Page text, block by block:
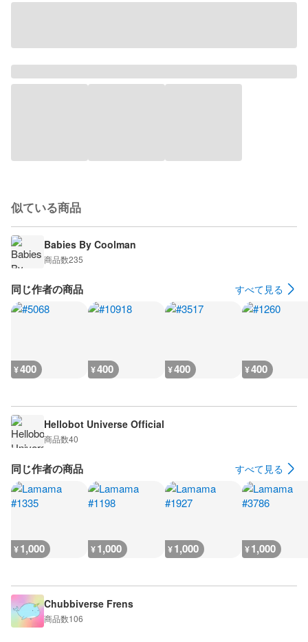
似ている商品
Babies By Coolman
商品数235
同じ作者の商品 すべて見る
¥400 ¥400 ¥400 ¥400
Hellobot Universe Official
商品数40
同じ作者の商品 すべて見る
¥1,000 ¥1,000 ¥1,000 ¥1,000
Chubbiverse Frens
商品数106